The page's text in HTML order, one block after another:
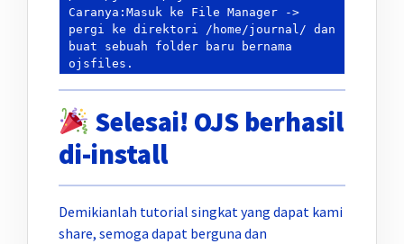
Caranya:Masuk ke File Manager ->
pergi ke direktori /home/journal/ dan
buat sebuah folder baru bernama
ojsfiles.
Selesai! OJS berhasil
di-install
Demikianlah tutorial singkat yang dapat kami
share, semoga dapat berguna dan